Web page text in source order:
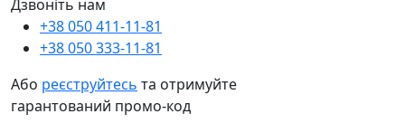
Дзвоніть нам
+38 050 411-11-81
+38 050 333-11-81
Або реєструйтесь та отримуйте
гарантований промо-код